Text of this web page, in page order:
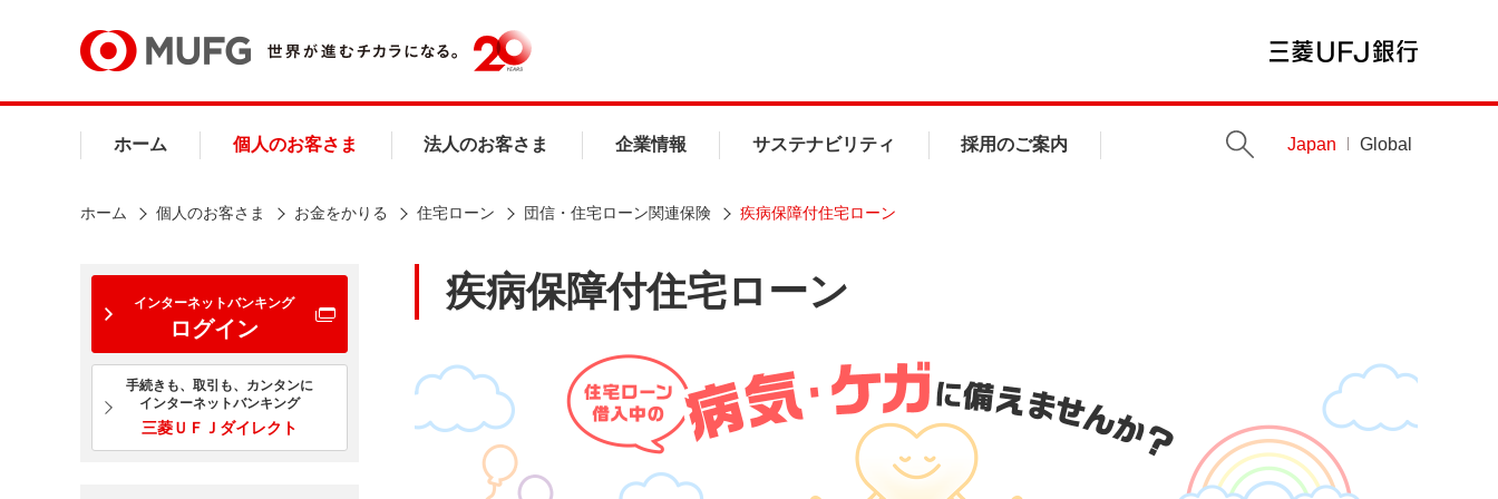
ホーム 個人のお客さま 法人のお客さま 企業情報 サステナビリティ 採用のご案内 Japan Global
ホーム 個人のお客さま お金をかりる 住宅ローン 団信・住宅ローン関連保険 疾病保障付住宅ローン
インターネットバンキング
ログイン
手続きも、取引も、カンタンに
インターネットバンキング
三菱ＵＦＪダイレクト
疾病保障付住宅ローン